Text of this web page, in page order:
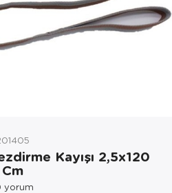
Kayışı 2,5x120
Cm
yorum